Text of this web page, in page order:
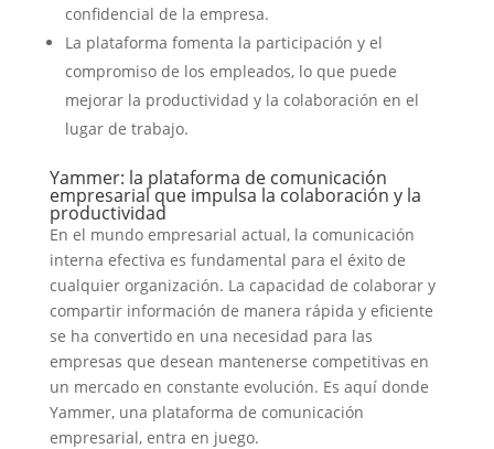
confidencial de la empresa.
La plataforma fomenta la participación y el
compromiso de los empleados, lo que puede
mejorar la productividad y la colaboración en el
lugar de trabajo.
Yammer: la plataforma de comunicación
empresarial que impulsa la colaboración y la
productividad
En el mundo empresarial actual, la comunicación
interna efectiva es fundamental para el éxito de
cualquier organización. La capacidad de colaborar y
compartir información de manera rápida y eficiente
se ha convertido en una necesidad para las
empresas que desean mantenerse competitivas en
un mercado en constante evolución. Es aquí donde
Yammer, una plataforma de comunicación
empresarial, entra en juego.